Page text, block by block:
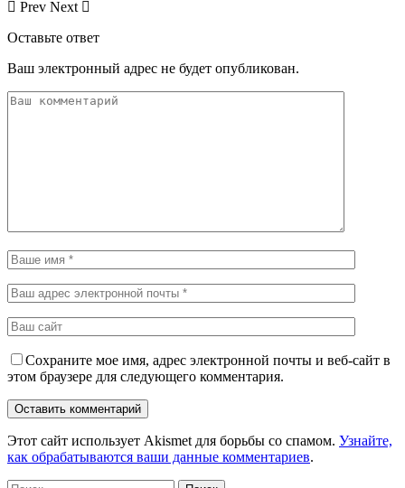
Prev Next
Оставьте ответ
Ваш электронный адрес не будет опубликован.
Сохраните мое имя, адрес электронной почты и веб-сайт в
этом браузере для следующего комментария.
Этот сайт использует Akismet для борьбы со спамом. Узнайте,
как обрабатываются ваши данные комментариев.